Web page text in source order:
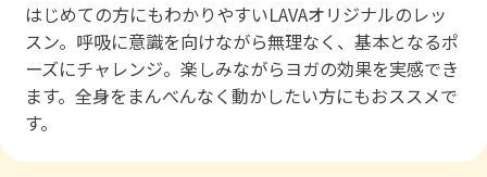
はじめての方にもわかりやすいLAVAオリジナルのレッ
スン。呼吸に意識を向けながら無理なく、基本となるポ
ーズにチャレンジ。楽しみながらヨガの効果を実感でき
ます。全身をまんべんなく動かしたい方にもおススメで
す。